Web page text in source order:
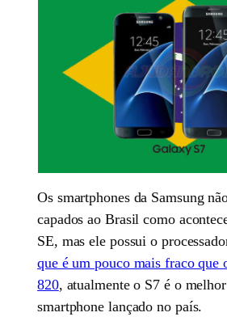
Os smartphones da Samsung
capados ao Brasil como
SE, mas ele possui o
que é um pouco mais fraco que
820, atualmente o S7 é o
smartphone lançado no país.